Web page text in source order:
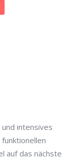
intensives
auf das nächste